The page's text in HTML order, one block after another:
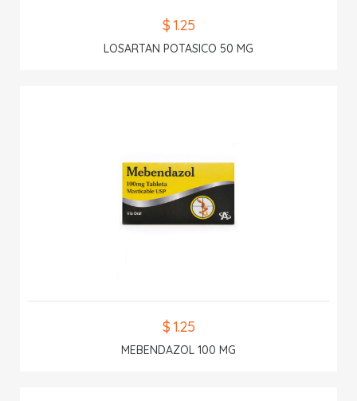
$ 1.25
LOSARTAN POTASICO 50 MG
$ 1.25
MEBENDAZOL 100 MG